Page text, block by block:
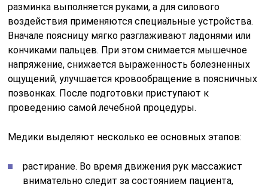
разминка выполняется руками, а для силового
воздействия применяются специальные устройства.
Вначале поясницу мягко разглаживают ладонями или
кончиками пальцев. При этом снимается мышечное
напряжение, снижается выраженность болезненных
ощущений, улучшается кровообращение в поясничных
позвонках. После подготовки приступают к
проведению самой лечебной процедуры.
Медики выделяют несколько ее основных этапов:
растирание. Во время движения рук массажист
внимательно следит за состоянием пациента,